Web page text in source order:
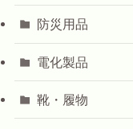
防災用品
電化製品
靴・履物